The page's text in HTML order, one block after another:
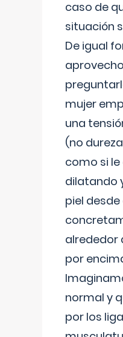
caso de
situación
De igual
mujer
una
(no
como si
dilatando
piel
alrededor
por
normal y
por los